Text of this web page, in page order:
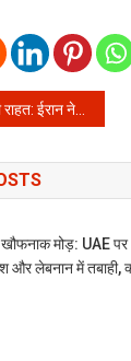
रास्ता, तेल और गैस की किल्लत का खतरा टला
खौफनाक मोड़: UAE पर
और लेबनान में तबाही,